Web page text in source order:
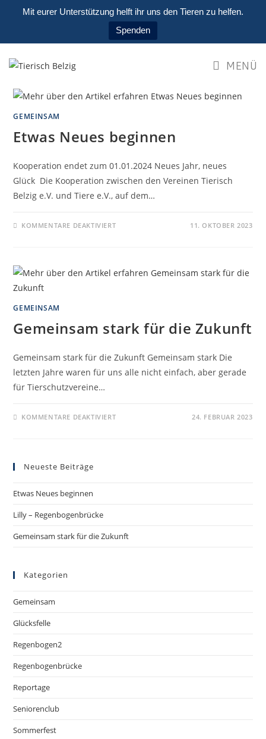
Mit eurer Unterstützung helft ihr uns den Tieren zu helfen.
Spenden
MENÜ
GEMEINSAM
Etwas Neues beginnen
Kooperation endet zum 01.01.2024 Neues Jahr, neues
Glück Die Kooperation zwischen den Vereinen Tierisch
Belzig e.V. und Tiere e.V., auf dem…
KOMMENTARE DEAKTIVIERT 11. OKTOBER 2023
GEMEINSAM
Gemeinsam stark für die Zukunft
Gemeinsam stark für die Zukunft Gemeinsam stark Die
letzten Jahre waren für uns alle nicht einfach, aber gerade
für Tierschutzvereine…
KOMMENTARE DEAKTIVIERT 24. FEBRUAR 2023
Neueste Beiträge
Etwas Neues beginnen
Lilly – Regenbogenbrücke
Gemeinsam stark für die Zukunft
Kategorien
Gemeinsam
Glücksfelle
Regenbogen2
Regenbogenbrücke
Reportage
Seniorenclub
Sommerfest